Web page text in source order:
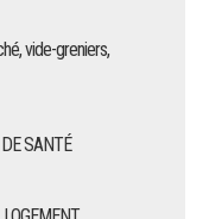
vide-greniers,
SANTÉ